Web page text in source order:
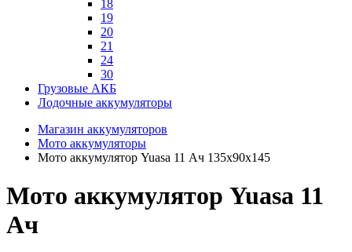
18
19
20
21
24
30
Грузовые АКБ
Лодочные аккумуляторы
Магазин аккумуляторов
Мото аккумуляторы
Мото аккумулятор Yuasa 11 Ач 135x90x145
Мото аккумулятор Yuasa 11
Ач